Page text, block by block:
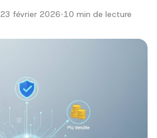
23 février 2026•10 min de lecture